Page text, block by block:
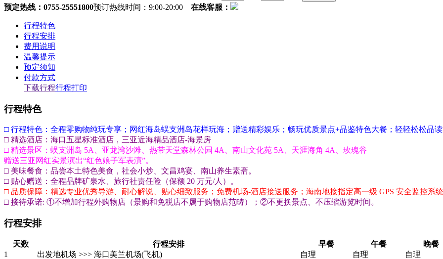
预定热线：0755-25551800预订热线时间：9:00-20:00 在线客服：
行程特色
行程安排
费用说明
温馨提示
预定须知
付款方式
下载行程行程打印
行程特色
□ 行程特色：全程零购物纯玩专享；网红海岛蜈支洲岛花样玩海；赠送精彩娱乐；畅玩优质景点+品鉴特色大餐；轻轻松松品
□ 精选酒店：海口五星标准酒店，三亚近海精品酒店-海景房
□ 精选景区：蜈支洲岛 5A、亚龙湾沙滩、热带天堂森林公园 4A、南山文化苑 5A、天涯海角 4A、玫瑰谷
赠送三亚网红实景演出“红色娘子军表演”。
□ 美味餐食：品尝本土特色美食，社会小炒、文昌鸡宴、南山养生素斋。
□ 贴心赠送：全程品牌矿泉水、旅行社责任险（保额 20 万元/人）。
□ 品质保障：精选专业优秀导游、耐心解说、贴心细致服务；免费机场-酒店接送服务；海南地接指定高一级 GPS 安全监控系
□ 接待承诺: ①不增加行程外购物店（景购和免税店不属于购物店范畴）；②不更换景点、不压缩游览时间。
行程安排
天数 行程安排 早餐 午餐
晚餐
1
出发地机场 >>> 海口美兰机场(飞机) 自理 自理
自理